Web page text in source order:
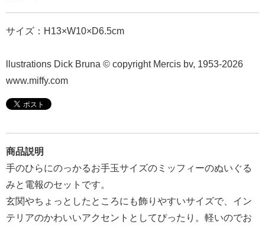
電
マ
み
ん
な
の
サイズ：H13×W10×D6.5cm
llustrations Dick Bruna © copyright Mercis bv, 1953-2026
www.miffy.com
商品説明
手のひらにのっかるお手玉サイズのミッフィーのぬいぐる
みと電報のセットです。
玄関やちょっとしたところにも飾りやすいサイズで、イン
テリアのかわいいアクセントとしてぴったり。軽いのでお